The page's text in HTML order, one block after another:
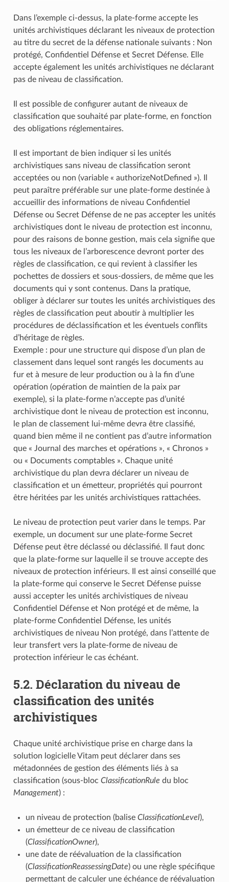
Dans l’exemple ci-dessus, la plate-forme accepte les
unités archivistiques déclarant les niveaux de protection
au titre du secret de la défense nationale suivants : Non
protégé, Confidentiel Défense et Secret Défense. Elle
accepte également les unités archivistiques ne déclarant
pas de niveau de classification.
Il est possible de configurer autant de niveaux de
classification que souhaité par plate-forme, en fonction
des obligations réglementaires.
Il est important de bien indiquer si les unités
archivistiques sans niveau de classification seront
acceptées ou non (variable « authorizeNotDefined »). Il
peut paraître préférable sur une plate-forme destinée à
accueillir des informations de niveau Confidentiel
Défense ou Secret Défense de ne pas accepter les unités
archivistiques dont le niveau de protection est inconnu,
pour des raisons de bonne gestion, mais cela signifie que
tous les niveaux de l’arborescence devront porter des
règles de classification, ce qui revient à classifier les
pochettes de dossiers et sous-dossiers, de même que les
documents qui y sont contenus. Dans la pratique,
obliger à déclarer sur toutes les unités archivistiques des
règles de classification peut aboutir à multiplier les
procédures de déclassification et les éventuels conflits
d’héritage de règles.
Exemple : pour une structure qui dispose d’un plan de
classement dans lequel sont rangés les documents au
fur et à mesure de leur production ou à la fin d’une
opération (opération de maintien de la paix par
exemple), si la plate-forme n’accepte pas d’unité
archivistique dont le niveau de protection est inconnu,
le plan de classement lui-même devra être classifié,
quand bien même il ne contient pas d’autre information
que « Journal des marches et opérations », « Chronos »
ou « Documents comptables ». Chaque unité
archivistique du plan devra déclarer un niveau de
classification et un émetteur, propriétés qui pourront
être héritées par les unités archivistiques rattachées.
Le niveau de protection peut varier dans le temps. Par
exemple, un document sur une plate-forme Secret
Défense peut être déclassé ou déclassifié. Il faut donc
que la plate-forme sur laquelle il se trouve accepte des
niveaux de protection inférieurs. Il est ainsi conseillé que
la plate-forme qui conserve le Secret Défense puisse
aussi accepter les unités archivistiques de niveau
Confidentiel Défense et Non protégé et de même, la
plate-forme Confidentiel Défense, les unités
archivistiques de niveau Non protégé, dans l’attente de
leur transfert vers la plate-forme de niveau de
protection inférieur le cas échéant.
5.2. Déclaration du niveau de
classification des unités
archivistiques
Chaque unité archivistique prise en charge dans la
solution logicielle Vitam peut déclarer dans ses
métadonnées de gestion des éléments liés à sa
classification (sous-bloc ClassificationRule du bloc
Management) :
un niveau de protection (balise ClassificationLevel),
un émetteur de ce niveau de classification
(ClassificationOwner),
une date de réévaluation de la classification
(ClassificationReassessingDate) ou une règle spécifique
permettant de calculer une échéance de réévaluation